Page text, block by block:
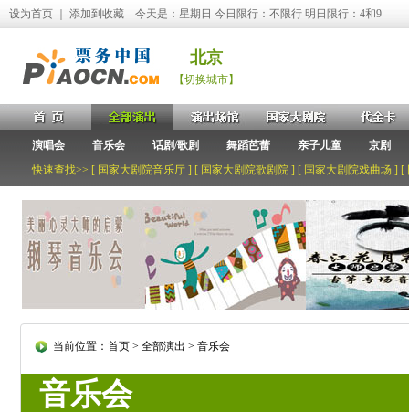
设为首页 添加到收藏 今天是：星期日 今日限行：不限行 明日限行：4和9
北京
【切换城市】
演唱会 音乐会 话剧/歌剧 舞蹈芭蕾 亲子儿童
京剧
快速查找>> [ 国家大剧院音乐厅 ] [ 国家大剧院歌剧院 ] [ 国家大剧院戏曲场 ] [
当前位置： 首页> 全部演出 > 音乐会
音乐会